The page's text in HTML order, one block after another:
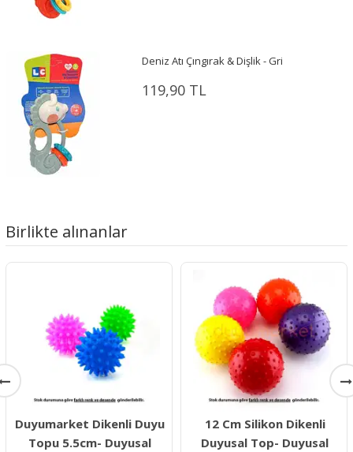
Deniz Atı Çıngırak & Dişlik - Gri
119,90 TL
Birlikte alınanlar
Duyumarket Dikenli Duyu
Topu 5.5cm- Duyusal
12 Cm Silikon Dikenli
Duyusal Top- Duyusal